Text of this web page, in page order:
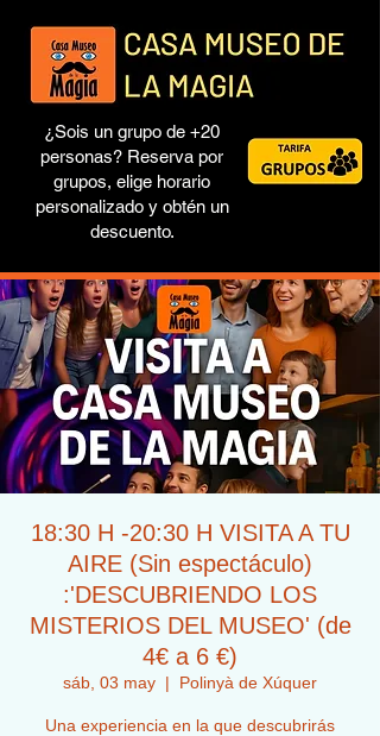
¿Sois un grupo de +20
personas? Reserva por
grupos, elige horario
personalizado y obtén un
descuento.
18:30 H -20:30 H VISITA A TU
AIRE (Sin espectáculo)
:'DESCUBRIENDO LOS
MISTERIOS DEL MUSEO' (de
4€ a 6 €)
sáb, 03 may
  |
Polinyà de Xúquer
Una experiencia en la que descubrirás